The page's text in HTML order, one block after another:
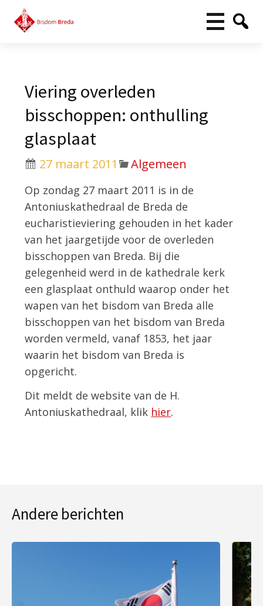
Viering overleden
bisschoppen: onthulling
glasplaat
27 maart 2011 Algemeen
Op zondag 27 maart 2011 is in de
Antoniuskathedraal de Breda de
eucharistieviering gehouden in het kader
van het jaargetijde voor de overleden
bisschoppen van Breda. Bij die
gelegenheid werd in de kathedrale kerk
een glasplaat onthuld waarop onder het
wapen van het bisdom van Breda alle
bisschoppen van het bisdom van Breda
worden vermeld, vanaf 1853, het jaar
waarin het bisdom van Breda is
opgericht.
Dit meldt de website van de H.
Antoniuskathedraal, klik hier.
Andere berichten